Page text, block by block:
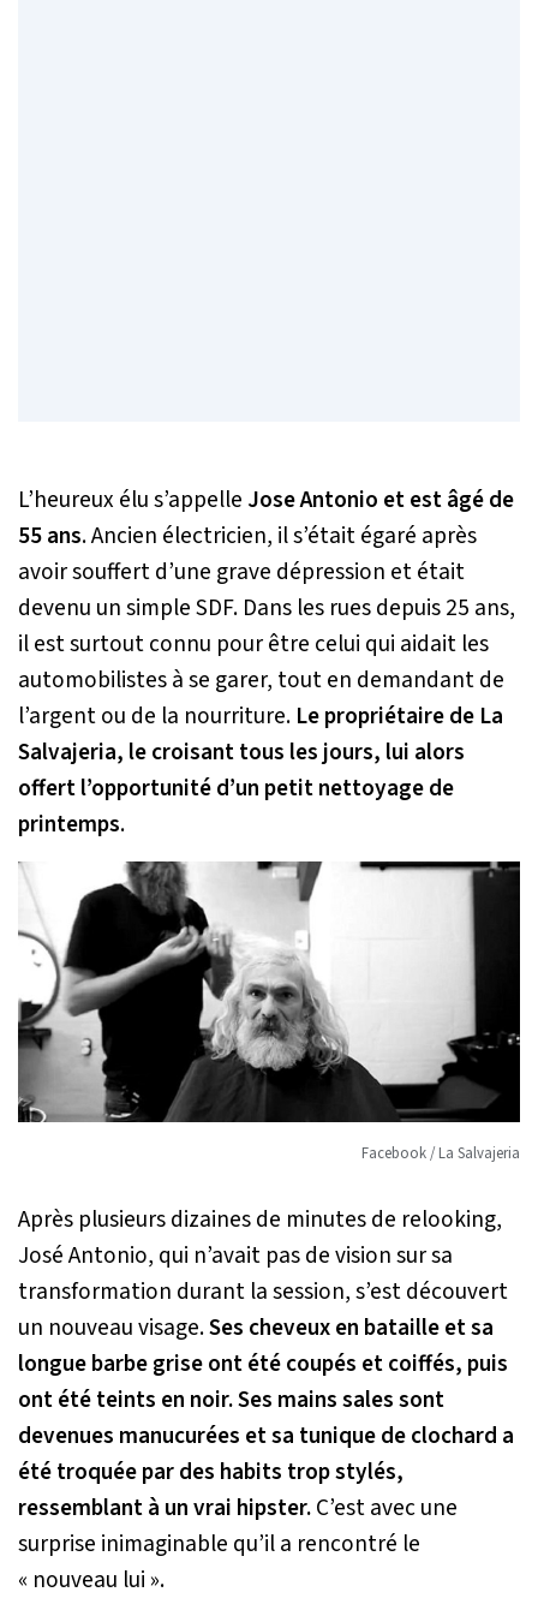
L’heureux élu s’appelle Jose Antonio et est âgé de
55 ans. Ancien électricien, il s’était égaré après
avoir souffert d’une grave dépression et était
devenu un simple SDF. Dans les rues depuis 25 ans,
il est surtout connu pour être celui qui aidait les
automobilistes à se garer, tout en demandant de
l’argent ou de la nourriture. Le propriétaire de La
Salvajeria, le croisant tous les jours, lui alors
offert l’opportunité d’un petit nettoyage de
printemps.
Facebook / La Salvajeria
Après plusieurs dizaines de minutes de relooking,
José Antonio, qui n’avait pas de vision sur sa
transformation durant la session, s’est découvert
un nouveau visage.Ses cheveux en bataille et sa
longue barbe grise ont été coupés et coiffés, puis
ont été teints en noir. Ses mains sales sont
devenues manucurées et sa tunique de clochard a
été troquée par des habits trop stylés,
ressemblant à un vrai hipster.C’est avec une
surprise inimaginable qu’il a rencontré le
« nouveau lui ».